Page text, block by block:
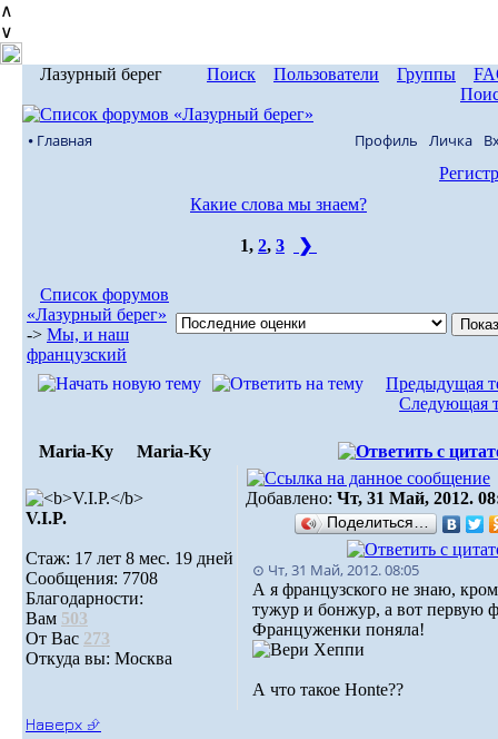
∧
∨
Лазурный берег Поиск Пользователи Группы
⦁ Главная Профиль Личка
Какие слова мы знаем?
1, 2, 3 ❯
Список форумов
«Лазурный берег»
-> Мы, и наш
французский
Предыдущая
Следующая
Maria-Ky Maria-Ky
V.I.P.
Стаж: 17 лет 8 мес. 19 дней
Сообщения: 7708
Благодарности:
Вам 503
От Вас 273
Откуда вы: Москва
Добавлено: Чт, 31 Май, 2012.
Поделиться…
⊙ Чт, 31 Май, 2012. 08:05
А я французского не знаю,
тужур и бонжур, а вот первую
Француженки поняла!
А что такое Honte??
Наверх ⮵